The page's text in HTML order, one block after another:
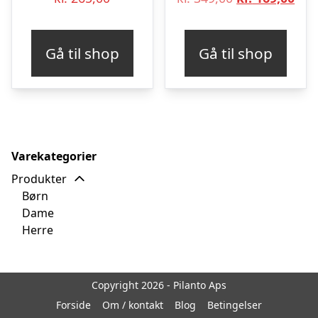
Gå til shop
kr. 349,00.kr.
Gå til shop
Varekategorier
Produkter
Børn
Dame
Herre
Copyright 2026 - Pilanto Aps
Forside
Om / kontakt Blog Betingelser